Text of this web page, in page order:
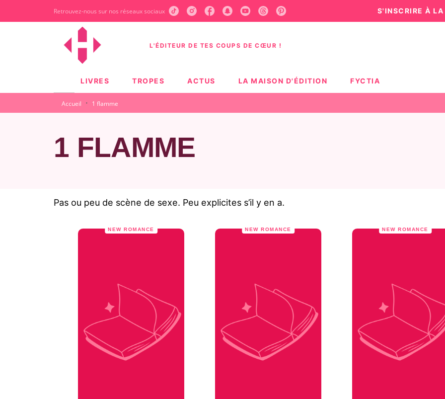
CONTENU PIED DE PAGE
Retrouvez-nous sur nos réseaux sociaux S'INSCRIRE À
L'ÉDITEUR DE TES COUPS DE CŒUR !
LIVRES TROPES ACTUS LA MAISON D'ÉDITION FYCTIA
Accueil · 1 flamme
1 FLAMME
Pas ou peu de scène de sexe. Peu explicites s’il y en a.
NEW ROMANCE NEW ROMANCE NEW ROMANCE